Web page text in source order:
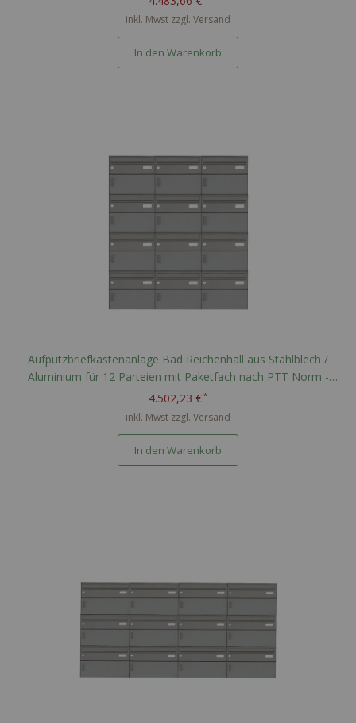
inkl. Mwst zzgl. Versand
In den Warenkorb
Aufputzbriefkastenanlage Bad Reichenhall aus Stahlblech /
Aluminium für 12 Parteien mit Paketfach nach PTT Norm -
RAL nach Wahl
4.502,23 €
inkl. Mwst zzgl. Versand
In den Warenkorb